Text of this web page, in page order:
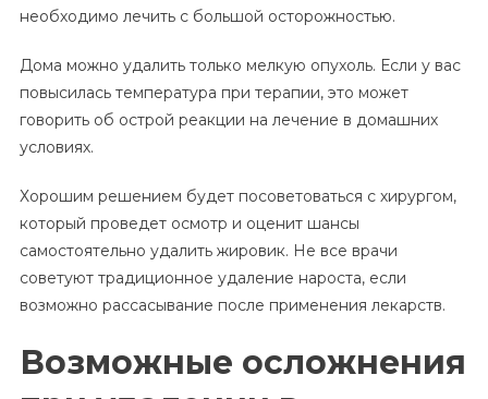
необходимо лечить с большой осторожностью.
Дома можно удалить только мелкую опухоль. Если у вас
повысилась температура при терапии, это может
говорить об острой реакции на лечение в домашних
условиях.
Хорошим решением будет посоветоваться с хирургом,
который проведет осмотр и оценит шансы
самостоятельно удалить жировик. Не все врачи
советуют традиционное удаление нароста, если
возможно рассасывание после применения лекарств.
Возможные осложнения